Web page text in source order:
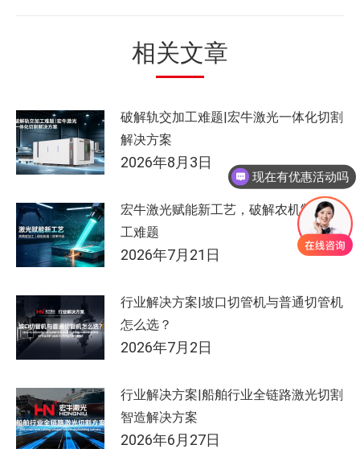
相关文章
破解轨交加工难题|宏牛激光一体化切割
解决方案
2026年8月3日
宏牛激光赋能新工艺，破解农机制造加
工难题
2026年7月21日
行业解决方案|坡口切管机与普通切管机
怎么选？
2026年7月2日
行业解决方案|船舶行业全链路激光切割
智造解决方案
2026年6月27日
现在有优惠活动吗